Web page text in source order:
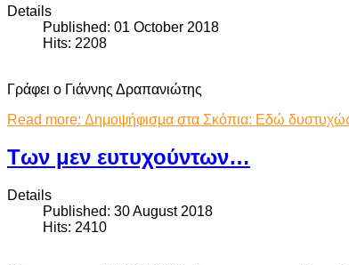
Details
Published: 01 October 2018
Hits: 2208
Γράφει ο Γιάννης Δραπανιώτης
Read more: Δημοψήφισμα στα Σκόπια: Εδώ δυστυχώς
Των μεν ευτυχούντων…
Details
Published: 30 August 2018
Hits: 2410